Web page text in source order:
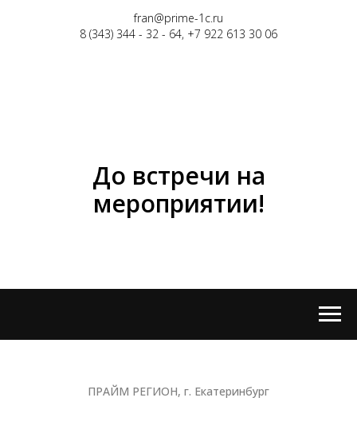
fran@prime-1c.ru
8 (343) 344 - 32 - 64, +7 922 613 30 06
До встречи на
мероприятии!
ПРАЙМ РЕГИОН, г. Екатеринбург